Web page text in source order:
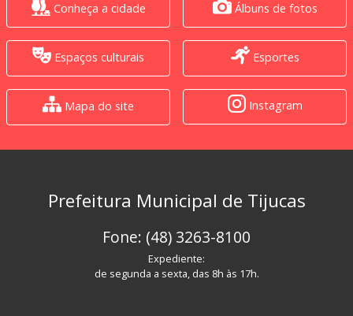
Conheça a cidade Álbuns de fotos
Espaços culturais Esportes
Mapa do site Instagram
Prefeitura Municipal de Tijucas
Fone: (48) 3263-8100
Expediente:
de segunda a sexta, das 8h às 17h.